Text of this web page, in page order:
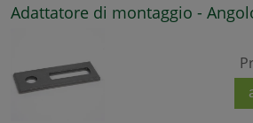
Adattatore di montaggio -